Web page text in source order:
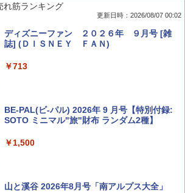
れ筋ランキング
更新日時：2026/08/07 00:02
ディズニーファン ２０２６年 ９月号 [雑
誌] (ＤＩＳＮＥＹ ＦＡＮ)
￥713
BE-PAL(ビ-パル) 2026年 9 月号【特別付録:
SOTO ミニマル"旅"財布 ランダム2種】
￥1,500
山と溪谷 2026年8月号「南アルプス大全」